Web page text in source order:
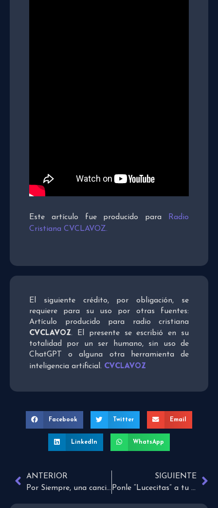
Este artículo fue producido para
Radio
Cristiana CVCLAVOZ.
El siguiente crédito, por obligación, se
requiere para su uso por otras fuentes:
Artículo producido para radio cristiana
CVCLAVOZ. El presente se escribió en su
totalidad por un ser humano, sin uso de
ChatGPT o alguna otra herramienta de
inteligencia artificial. CVCLAVOZ
Facebook Twitter Email
LinkedIn WhatsApp
ANTERIOR
Por Siempre, una canción de amor
SIGUIENTE
Ponle “Lucecitas” a tu Navidad con Banda Montreal